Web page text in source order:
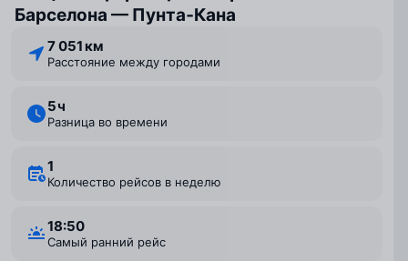
Барселона — Пунта‑Кана
7 051 км
Расстояние между городами
5 ⁠ч
Разница во времени
1
Количество рейсов в неделю
18:50
Самый ранний рейс